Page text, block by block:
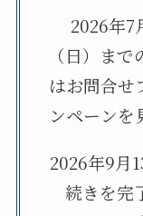
2026年7
（日）ま
はお問合せ
ンペーンを
2026年9月
続きを完